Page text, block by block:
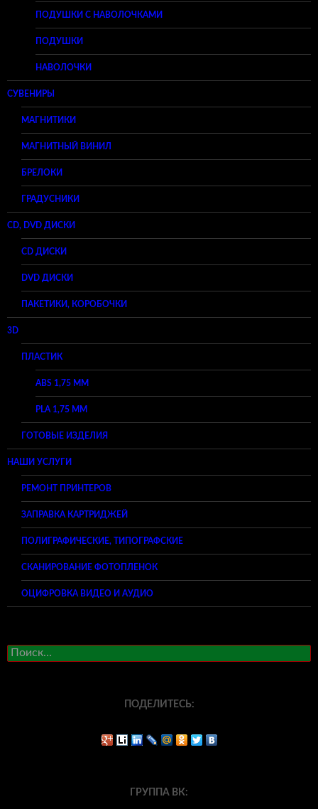
ПОДУШКИ С НАВОЛОЧКАМИ
ПОДУШКИ
НАВОЛОЧКИ
СУВЕНИРЫ
МАГНИТИКИ
МАГНИТНЫЙ ВИНИЛ
БРЕЛОКИ
ГРАДУСНИКИ
CD, DVD ДИСКИ
CD ДИСКИ
DVD ДИСКИ
ПАКЕТИКИ, КОРОБОЧКИ
3D
ПЛАСТИК
ABS 1,75 ММ
PLA 1,75 ММ
ГОТОВЫЕ ИЗДЕЛИЯ
НАШИ УСЛУГИ
РЕМОНТ ПРИНТЕРОВ
ЗАПРАВКА КАРТРИДЖЕЙ
ПОЛИГРАФИЧЕСКИЕ, ТИПОГРАФСКИЕ
СКАНИРОВАНИЕ ФОТОПЛЕНОК
ОЦИФРОВКА ВИДЕО И АУДИО
Найти:
ПОДЕЛИТЕСЬ:
ГРУППА ВК: